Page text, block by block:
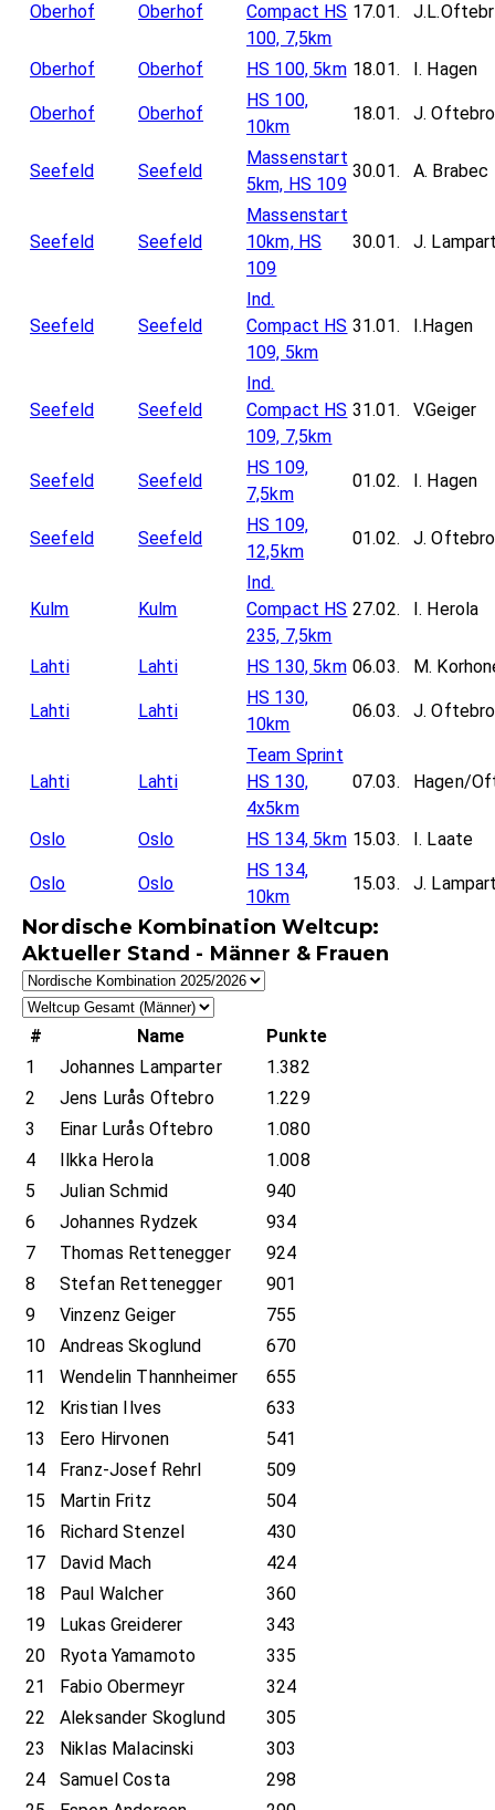
Oberhof Oberhof
Compact HS
100, 7,5km
17.01.
Oberhof Oberhof HS 100, 5km 18.01. I. Hagen
Oberhof Oberhof
HS 100,
10km
18.01. J. Oftebro
Seefeld Seefeld
Massenstart
5km, HS 109
30.01. A. Brabec
Seefeld Seefeld
Massenstart
10km, HS
109
30.01. J.
Seefeld Seefeld
Ind.
Compact HS
109, 5km
31.01. I.Hagen
Seefeld Seefeld
Ind.
Compact HS
109, 7,5km
31.01. V.Geiger
Seefeld Seefeld
HS 109,
7,5km
01.02. I. Hagen
Seefeld Seefeld
HS 109,
12,5km
01.02. J. Oftebro
Kulm Kulm
Ind.
Compact HS
235, 7,5km
27.02. I. Herola
Lahti Lahti HS 130, 5km 06.03. M.
Lahti Lahti
HS 130,
10km
06.03. J. Oftebro
Lahti Lahti
Team Sprint
HS 130,
4x5km
07.03. Hagen/
Oslo Oslo HS 134, 5km 15.03. I. Laate
Oslo Oslo
HS 134,
10km
15.03. J.
Nordische Kombination Weltcup:
Aktueller Stand - Männer & Frauen
# Name
Punkte
1
Johannes Lamparter
1.382
2
Jens Lurås Oftebro
1.229
3
Einar Lurås Oftebro
1.080
4
Ilkka Herola
1.008
5
Julian Schmid
940
6
Johannes Rydzek
934
7
Thomas Rettenegger
924
8
Stefan Rettenegger
901
9
Vinzenz Geiger
755
10
Andreas Skoglund
670
11
Wendelin Thannheimer
655
12
Kristian Ilves
633
13
Eero Hirvonen
541
14
Franz-Josef Rehrl
509
15
Martin Fritz
504
16
Richard Stenzel
430
17
David Mach
424
18
Paul Walcher
360
19
Lukas Greiderer
343
20
Ryota Yamamoto
335
21
Fabio Obermeyr
324
22
Aleksander Skoglund
305
23
Niklas Malacinski
303
24
Samuel Costa
298